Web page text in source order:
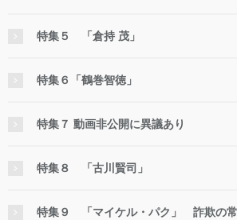
特集５ 「倉持 茂」
特集６「鶴巻智徳」
特集７ 動画非公開に異議あり
特集８ 「古川賢司」
特集９ 「マイケル・パク」 詐欺の常